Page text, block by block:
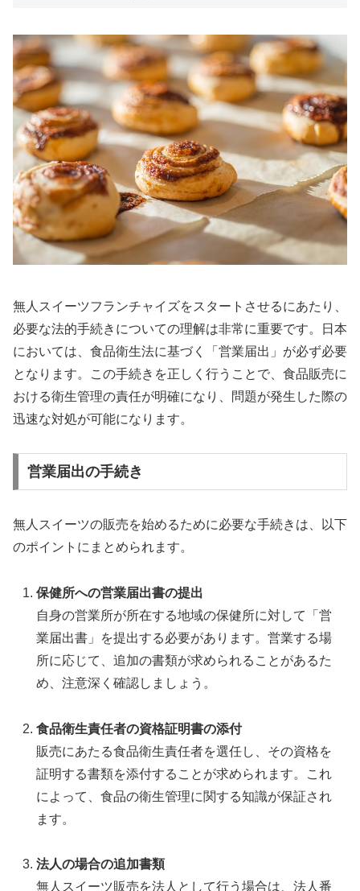
無人スイーツフランチャイズをスタートさせるにあたり、
必要な法的手続きについての理解は非常に重要です。日本
においては、食品衛生法に基づく「営業届出」が必ず必要
となります。この手続きを正しく行うことで、食品販売に
おける衛生管理の責任が明確になり、問題が発生した際の
迅速な対処が可能になります。
営業届出の手続き
無人スイーツの販売を始めるために必要な手続きは、以下
のポイントにまとめられます。
保健所への営業届出書の提出
自身の営業所が所在する地域の保健所に対して「営
業届出書」を提出する必要があります。営業する場
所に応じて、追加の書類が求められることがあるた
め、注意深く確認しましょう。
食品衛生責任者の資格証明書の添付
販売にあたる食品衛生責任者を選任し、その資格を
証明する書類を添付することが求められます。これ
によって、食品の衛生管理に関する知識が保証され
ます。
法人の場合の追加書類
無人スイーツ販売を法人として行う場合は、法人番